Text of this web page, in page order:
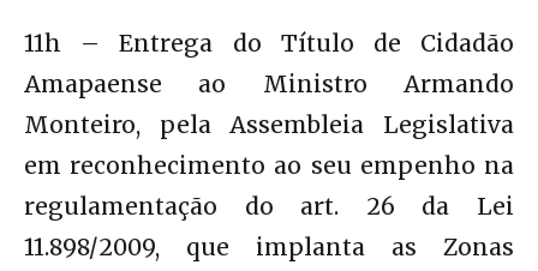
11h – Entrega do Título de Cidadão
Amapaense ao Ministro Armando
Monteiro, pela Assembleia Legislativa
em reconhecimento ao seu empenho na
regulamentação do art. 26 da Lei
11.898/2009, que implanta as Zonas